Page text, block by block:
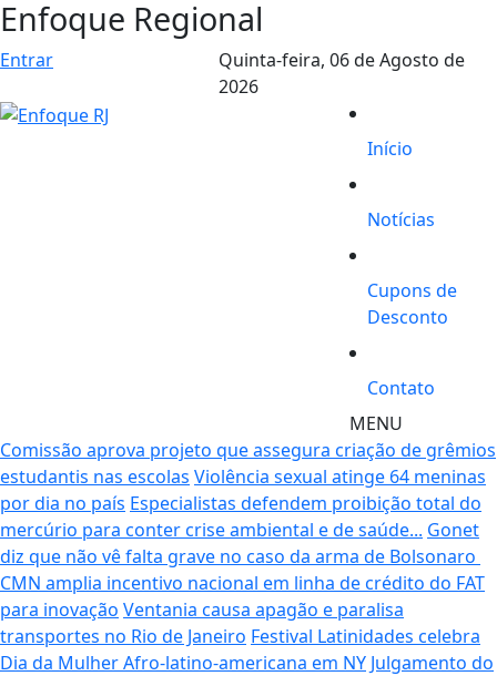
Enfoque Regional
Entrar Quinta-feira, 06 de Agosto de
2026
Início
Notícias
Cupons de
Desconto
Contato
MENU
Comissão aprova projeto que assegura criação de grêmios
estudantis nas escolas Violência sexual atinge 64 meninas
por dia no país Especialistas defendem proibição total do
mercúrio para conter crise ambiental e de saúde... Gonet
diz que não vê falta grave no caso da arma de Bolsonaro
CMN amplia incentivo nacional em linha de crédito do FAT
para inovação Ventania causa apagão e paralisa
transportes no Rio de Janeiro Festival Latinidades celebra
Dia da Mulher Afro-latino-americana em NY Julgamento do